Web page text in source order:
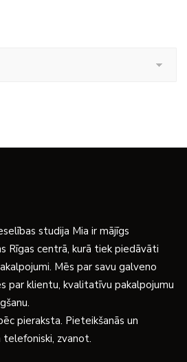
studija Mia ir mājīgs
Rīgas centrā, kurā tiek piedāvāti
Mēs par savu galveno
par klientu, kvalitatīvu pakalpojumu
pieraksta. Pieteikšanās un
zvanot.